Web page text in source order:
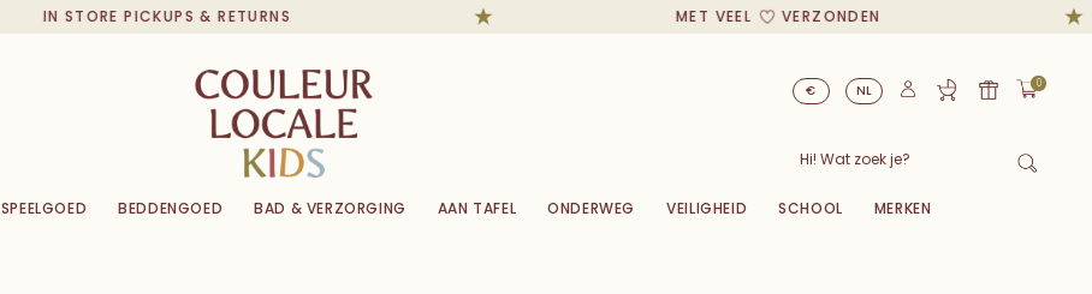
IN STORE PICKUPS & RETURNS MET VEEL VERZONDEN
€ NL 0
SPEELGOED BEDDENGOED BAD & VERZORGING AAN TAFEL ONDERWEG VEILIGHEID SCHOOL MERKEN